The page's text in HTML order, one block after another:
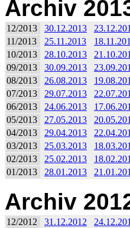
Archiv
12/2013 30.12.2013
11/2013
25.11.2013
10/2013
28.10.2013
09/2013
30.09.2013
08/2013
26.08.2013
07/2013
29.07.2013
06/2013
24.06.2013
05/2013
27.05.2013
04/2013
29.04.2013
03/2013
25.03.2013
02/2013
25.02.2013
01/2013
28.01.2013
Archiv
12/2012 31.12.2012